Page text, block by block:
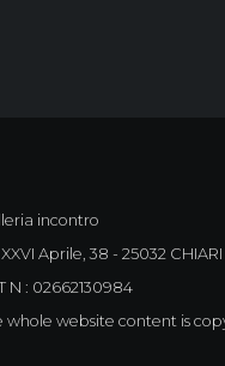
incontro
Aprile, 38 - 25032
N : 02662130984
whole website content is